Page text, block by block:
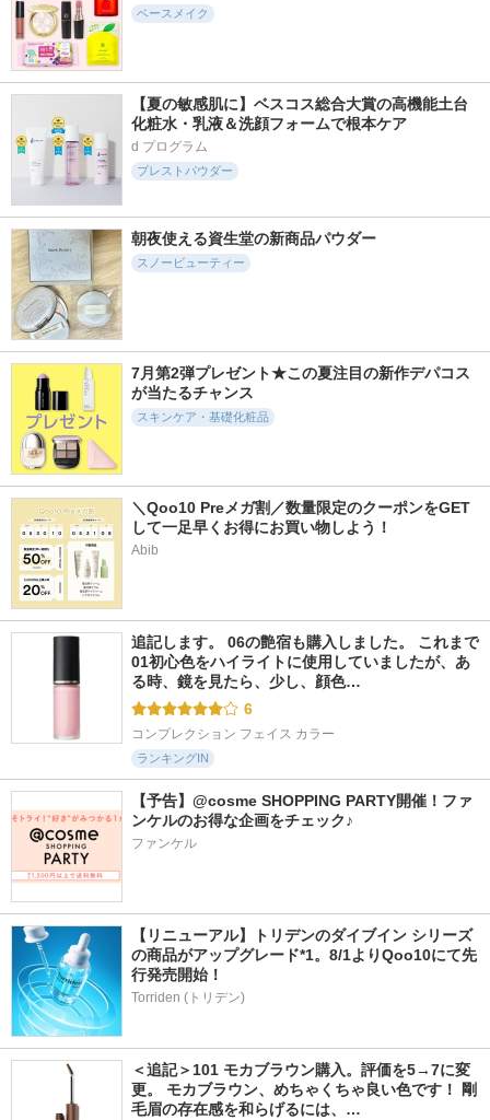
5.5
622件
スタジオ フィック
ス ロングウエア ク
ッション ファンデ
M・A・C
N
ランコム
ケイト
5.1
327件
BB ティント UV カ
バー
ファシオ
5.1
1122件
プリズム・リーブル
ジバンシイ
メディア リュク
ス パウダーファン
デーション
ビタエンリッチド
クリーム＆フェイス
ベース プラス
ベースメイク
【夏の敏感肌に】ベスコス総合大賞の高機能土台
化粧水・乳液＆洗顔フォームで根本ケア
d プログラム
プレストパウダー
朝夜使える資生堂の新商品パウダー
スノービューティー
7月第2弾プレゼント★この夏注目の新作デパコス
が当たるチャンス
スキンケア・基礎化粧品
＼Qoo10 Preメガ割／数量限定のクーポンをGET
して一足早くお得にお買い物しよう！
Abib
追記します。 06の艶宿も購入しました。 これまで
01初心色をハイライトに使用していましたが、あ
る時、鏡を見たら、少し、顔色…
6
コンプレクション フェイス カラー
ランキングIN
【予告】@cosme SHOPPING PARTY開催！ファ
ンケルのお得な企画をチェック♪
ファンケル
【リニューアル】トリデンのダイブイン シリーズ
の商品がアップグレード*1。8/1よりQoo10にて先
行発売開始！
Torriden (トリデン)
＜追記＞101 モカブラウン購入。評価を5→7に変
更。 モカブラウン、めちゃくちゃ良い色です！ 剛
毛眉の存在感を和らげるには、…